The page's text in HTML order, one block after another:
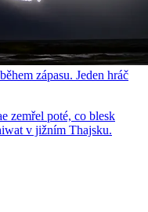
zápasu. Jeden hráč
zemřel poté, co blesk
v jižním Thajsku.